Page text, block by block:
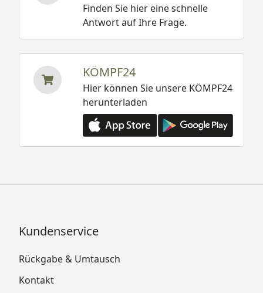
Finden Sie hier eine schnelle
Antwort auf Ihre Frage.
KÖMPF24
Hier können Sie unsere KÖMPF24
herunterladen
Kundenservice
Rückgabe & Umtausch
Kontakt